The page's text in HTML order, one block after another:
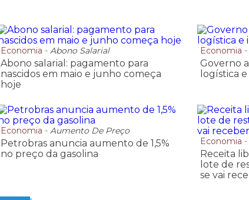
Economia - Abono Salarial
Abono salarial: pagamento para
nascidos em maio e junho começa
hoje
Economia -
Governo
logística
Economia - Aumento De Preço
Petrobras anuncia aumento de 1,5%
no preço da gasolina
Economia -
Receita
lote de
se vai